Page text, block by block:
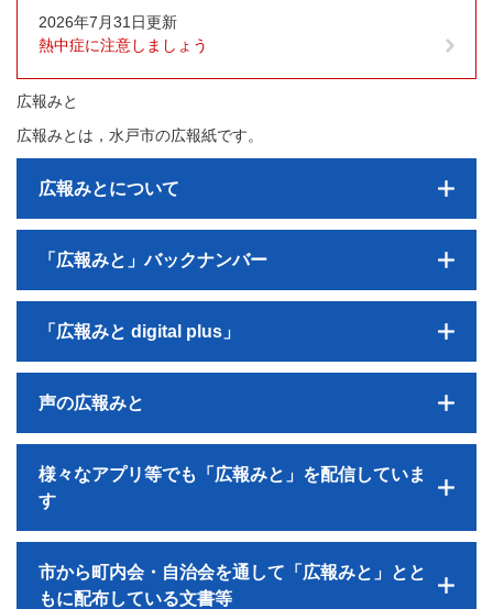
2026年7月31日更新
熱中症に注意しましょう
広報みと
広報みとは，水戸市の広報紙です。
広報みとについて
「広報みと」バックナンバー
「広報みと digital plus」
声の広報みと
様々なアプリ等でも「広報みと」を配信していま
す
市から町内会・自治会を通して「広報みと」とと
もに配布している文書等